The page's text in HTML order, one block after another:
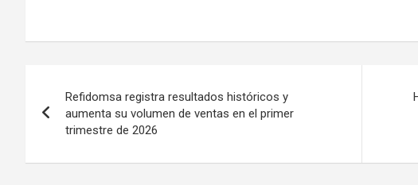
de
Refidomsa registra resultados históricos y
aumenta su volumen de ventas en el primer
trimestre de 2026